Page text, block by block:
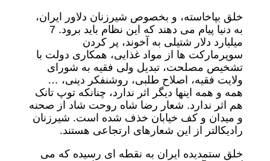
خلق بپاخاسته، و بخصوص شیرزنان دلاور ایران،
به دنیا پیام می دهند که این نظام باید برود. 7
میلیارد دلار شتیلی به آخوند، پر کردن
سوپرمارکت ها از مواد غذایی، همکاری دولت با
تشخیص مصلحت، تبدیل ولی فقیه به شورای
ولایت فقیه، اصلاح طلبی، روشنفکر دینی، …
همه و همه اینها دیگر اثر ندارد، چنانکه توپ تانک
هم اثر ندارد. شعار رضا شاه روحت شاد از صحنه
و میدان و کف خیابان خذف شده است. شیرزنان
رادیکالتر از این شعارهای ارتجاعی هستند.
خلق ستمدیده ایران به نقطه ای رسیده که می